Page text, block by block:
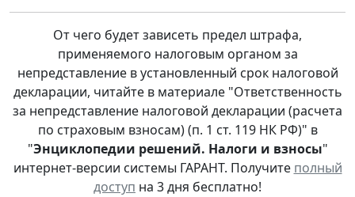
От чего будет зависеть предел штрафа,
применяемого налоговым органом за
непредставление в установленный срок налоговой
декларации, читайте в материале "Ответственность
за непредставление налоговой декларации (расчета
по страховым взносам) (п. 1 ст. 119 НК РФ)" в
"Энциклопедии решений. Налоги и взносы"
интернет-версии системы ГАРАНТ. Получите полный
доступ на 3 дня бесплатно!